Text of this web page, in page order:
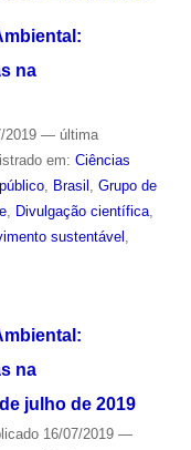
na
2019 — última
em: Ciências
, Brasil , Grupo de
, Divulgação científica,
sustentável ,
na
julho de 2019
16/07/2019 —